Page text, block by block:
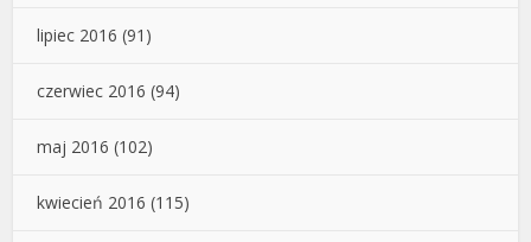
lipiec 2016 (91)
czerwiec 2016 (94)
maj 2016 (102)
kwiecień 2016 (115)